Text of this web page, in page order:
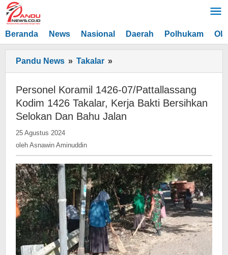
Lewati
ke
konten
Beranda News Nasional Daerah Polhukam
Pandu News » Takalar »
Koramil
1426-
07/Pattallassang
Kodim
1426
Bakti
Bersihkan
Selokan
Dan
Bahu
Jalan
Personel Koramil 1426-07/Pattallassang
Kodim 1426 Takalar, Kerja Bakti Bersihkan
Selokan Dan Bahu Jalan
25 Agustus 2024
Asnawin
oleh Asnawin Aminuddin